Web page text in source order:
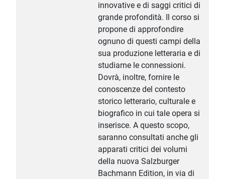
innovative e di saggi critici di
grande profondità. Il corso si
propone di approfondire
ognuno di questi campi della
sua produzione letteraria e di
studiarne le connessioni.
Dovrà, inoltre, fornire le
conoscenze del contesto
storico letterario, culturale e
biografico in cui tale opera si
inserisce. A questo scopo,
saranno consultati anche gli
apparati critici dei volumi
della nuova Salzburger
Bachmann Edition, in via di